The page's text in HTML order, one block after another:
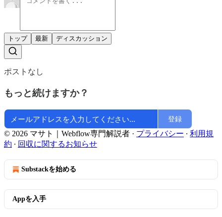
トップ 最新 ディスカッション
ポストなし
もっと続けますか？
登録
© 2026 マサト｜Webflow専門解説者 · プライバシー ∙ 利用規
約 ∙ 回収に関するお知らせ
Substackを始める
Appを入手